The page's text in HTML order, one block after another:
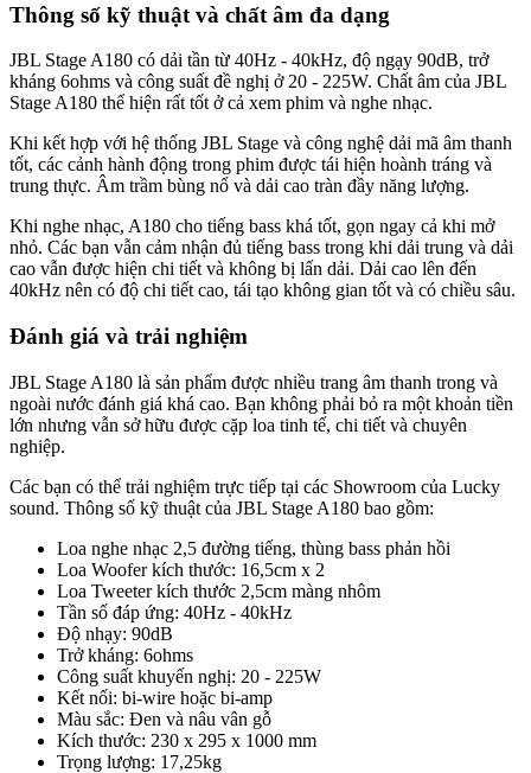
Thông số kỹ thuật và chất âm đa dạng
JBL Stage A180 có dải tần từ 40Hz - 40kHz, độ ngạy 90dB, trở
kháng 6ohms và công suất đề nghị ở 20 - 225W. Chất âm của JBL
Stage A180 thể hiện rất tốt ở cả xem phim và nghe nhạc.
Khi kết hợp với hệ thống JBL Stage và công nghệ dải mã âm thanh
tốt, các cảnh hành động trong phim được tái hiện hoành tráng và
trung thực. Âm trầm bùng nổ và dải cao tràn đầy năng lượng.
Khi nghe nhạc, A180 cho tiếng bass khá tốt, gọn ngay cả khi mở
nhỏ. Các bạn vẫn cảm nhận đủ tiếng bass trong khi dải trung và dải
cao vẫn được hiện chi tiết và không bị lấn dải. Dải cao lên đến
40kHz nên có độ chi tiết cao, tái tạo không gian tốt và có chiều sâu.
Đánh giá và trải nghiệm
JBL Stage A180 là sản phẩm được nhiều trang âm thanh trong và
ngoài nước đánh giá khá cao. Bạn không phải bỏ ra một khoản tiền
lớn nhưng vẫn sở hữu được cặp loa tinh tế, chi tiết và chuyên
nghiệp.
Các bạn có thể trải nghiệm trực tiếp tại các Showroom của Lucky
sound. Thông số kỹ thuật của JBL Stage A180 bao gồm:
Loa nghe nhạc 2,5 đường tiếng, thùng bass phản hồi
Loa Woofer kích thước: 16,5cm x 2
Loa Tweeter kích thước 2,5cm màng nhôm
Tần số đáp ứng: 40Hz - 40kHz
Độ nhạy: 90dB
Trở kháng: 6ohms
Công suất khuyến nghị: 20 - 225W
Kết nối: bi-wire hoặc bi-amp
Màu sắc: Đen và nâu vân gỗ
Kích thước: 230 x 295 x 1000 mm
Trọng lượng: 17,25kg